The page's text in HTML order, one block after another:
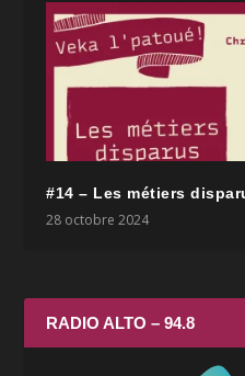
#14 – Les métiers
28 octobre 2024
RADIO ALTO – 94.8